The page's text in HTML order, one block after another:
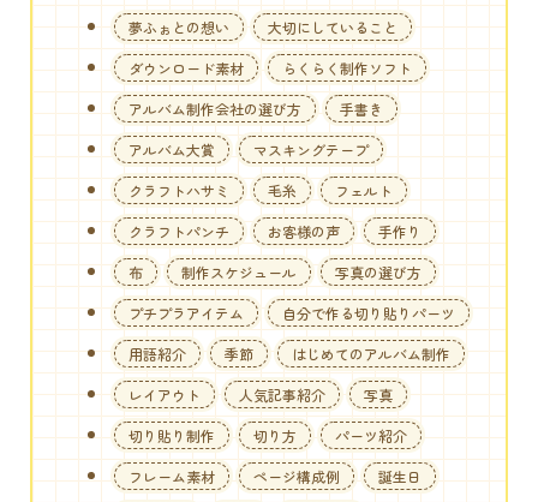
夢ふぉとの想い
大切にしていること
ダウンロード素材
らくらく制作ソフト
アルバム制作会社の選び方
手書き
アルバム大賞
マスキングテープ
クラフトハサミ
毛糸
フェルト
クラフトパンチ
お客様の声
手作り
布
制作スケジュール
写真の選び方
プチプラアイテム
自分で作る切り貼りパーツ
用語紹介
季節
はじめてのアルバム制作
レイアウト
人気記事紹介
写真
切り貼り制作
切り方
パーツ紹介
フレーム素材
ページ構成例
誕生日